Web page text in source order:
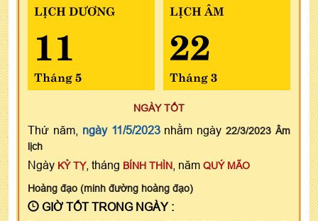
LỊCH DƯƠNG
11
Tháng 5
LỊCH ÂM
22
Tháng 3
NGÀY TỐT
Thứ năm, ngày 11/5/2023nhằm ngày22/3/2023 Âm
lịch
Ngày KỶ TỴ, tháng BÍNH THÌN , năm QUÝ MÃO
Hoàng đạo (minh đường hoàng đạo)
GIỜ TỐT TRONG NGÀY :